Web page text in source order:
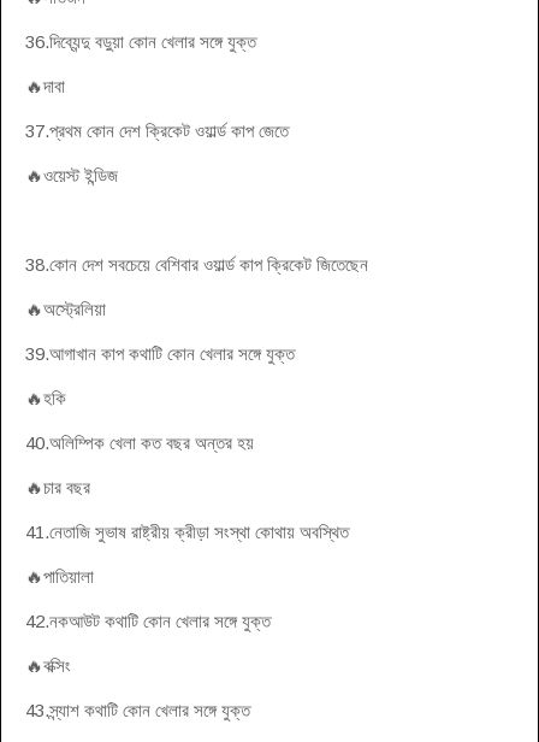
36.দিব্যেন্দু বড়ুয়া কোন খেলার সঙ্গে যুক্ত
🔥দাবা
37.প্রথম কোন দেশ ক্রিকেট ওয়ার্ল্ড কাপ জেতে
🔥ওয়েস্ট ইন্ডিজ
38.কোন দেশ সবচেয়ে বেশিবার ওয়ার্ল্ড কাপ ক্রিকেট জিতেছেন
🔥অস্ট্রেলিয়া
39.আগাখান কাপ কথাটি কোন খেলার সঙ্গে যুক্ত
🔥হকি
40.অলিম্পিক খেলা কত বছর অন্তর হয়
🔥চার বছর
41.নেতাজি সুভাষ রাষ্ট্রীয় ক্রীড়া সংস্থা কোথায় অবস্থিত
🔥পাতিয়ালা
42.নকআউট কথাটি কোন খেলার সঙ্গে যুক্ত
🔥বক্সিং
43.স্ন্যাশ কথাটি কোন খেলার সঙ্গে যুক্ত